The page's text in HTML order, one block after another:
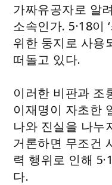
가짜유공자로 알
소속인가. 5·18이
위한 둥지로 사용
떠돌고 있다.
이러한 비판과 조
이재명이 자초한
나와 진실을 나누
거론하면 무조건
력 행위로 인해
다.